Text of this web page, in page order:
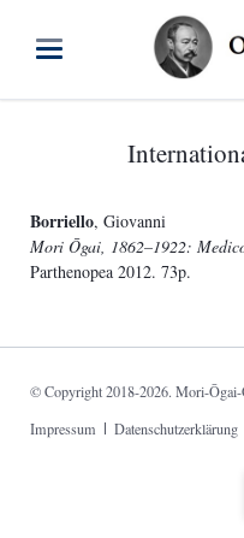
Borriello, Giovanni
Mori Ōgai, 1862–1922:
Parthenopea 2012. 73p.
© Copyright 2018-2026. Mori-Ōgai-
Navigation
Impressum Datenschutzerklärung